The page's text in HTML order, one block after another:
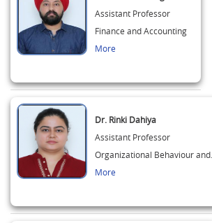
Assistant Professor
Finance and Accounting
More
Dr. Rinki Dahiya
Assistant Professor
Organizational Behaviour and…
More